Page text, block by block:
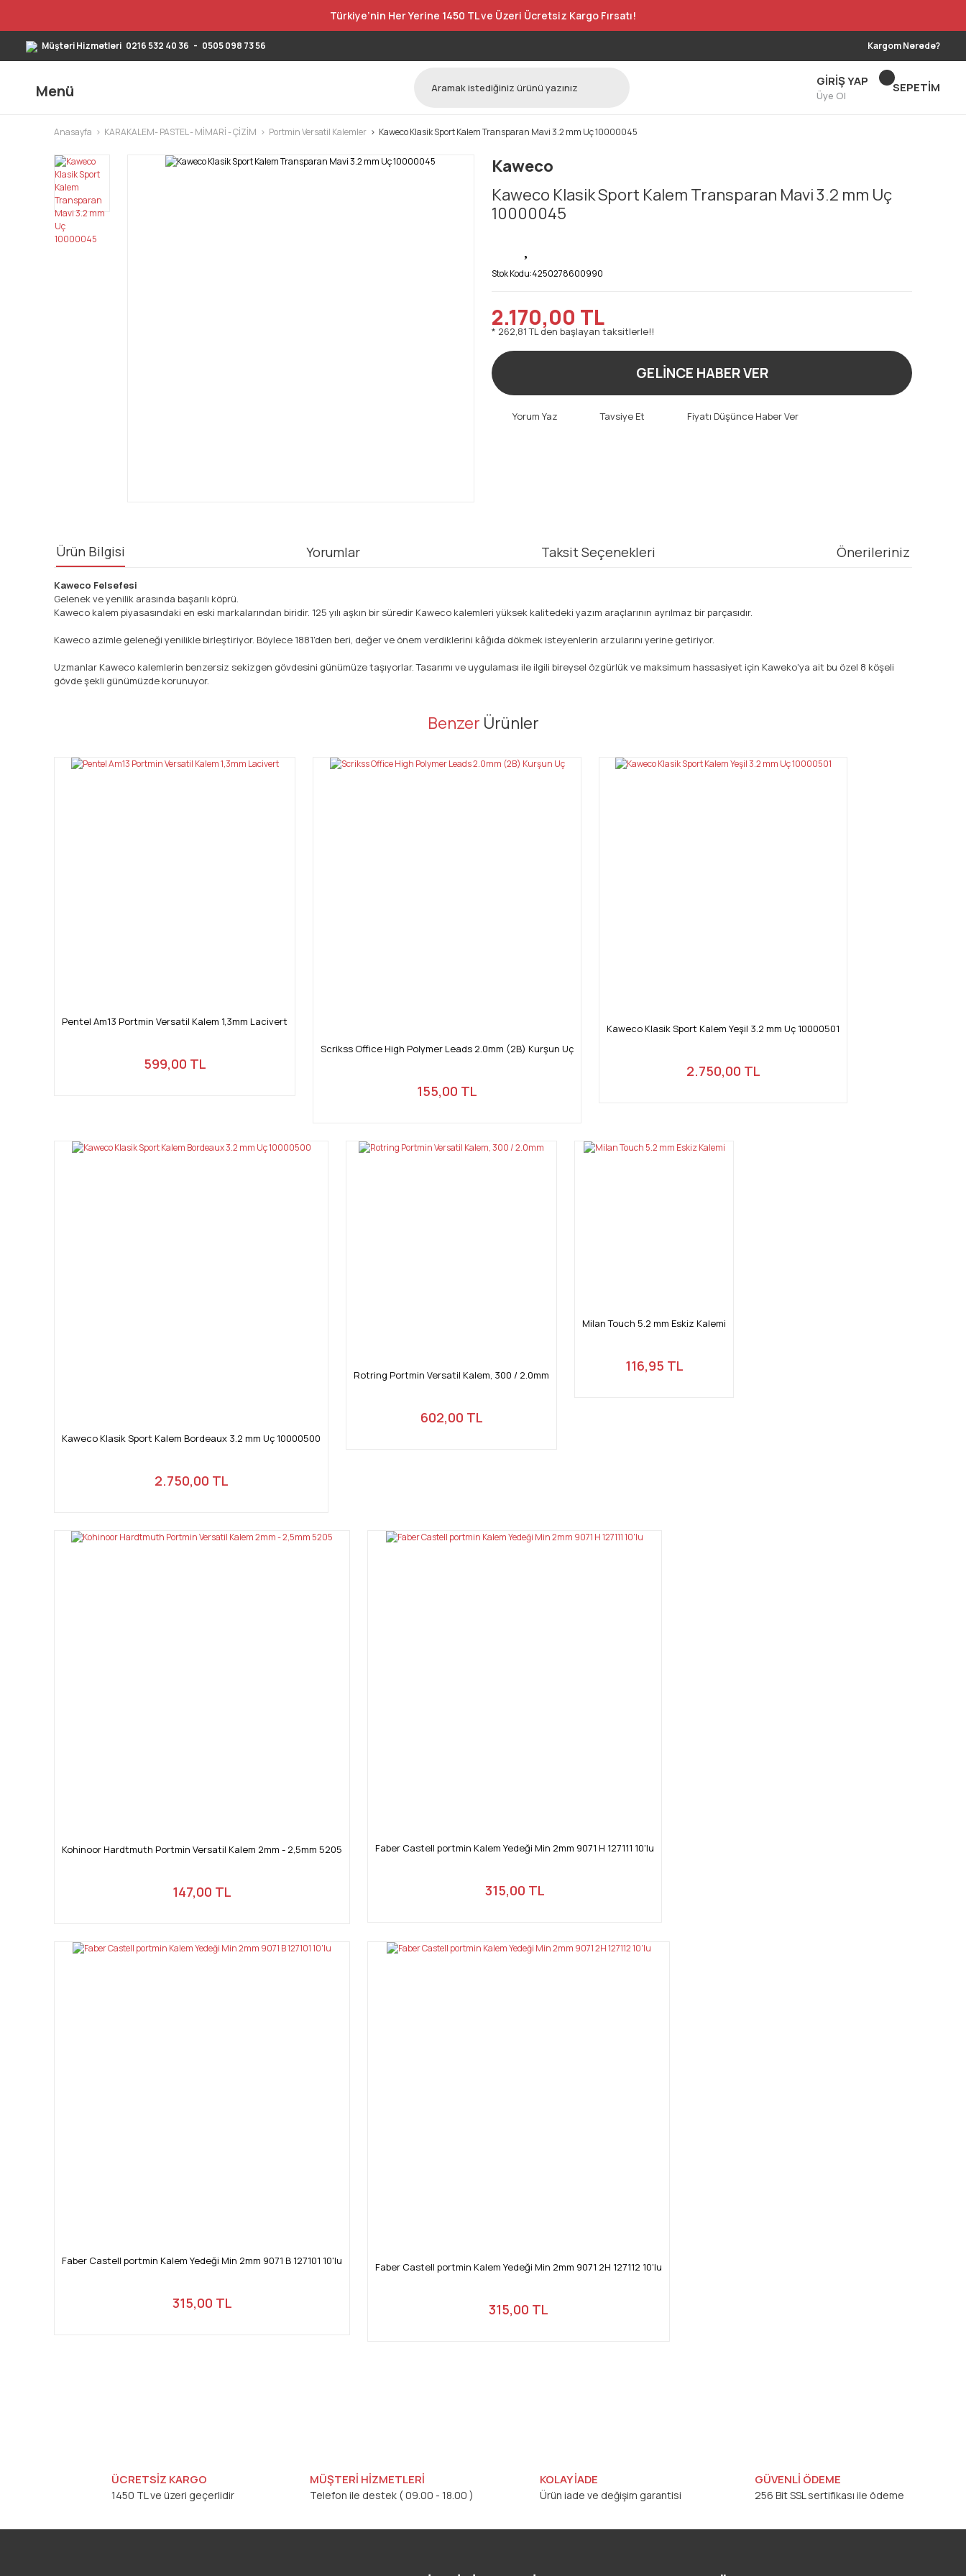
Türkiye’nin Her Yerine 1450 TL ve Üzeri Ücretsiz Kargo Fırsatı!
Müşteri Hizmetleri 0216 532 40 36 - 0505 098 73 56 Kargom Nerede?
Menü
GİRİŞ YAP
Üye Ol
SEPETİM
Anasayfa KARAKALEM- PASTEL - MİMARİ - ÇİZİM Portmin Versatil Kalemler Kaweco Klasik Sport Kalem Transparan Mavi 3.2 mm Uç 10000045
Kaweco
Kaweco Klasik Sport Kalem Transparan Mavi 3.2 mm Uç
10000045
Stok Kodu:4250278600990
2.170,00 TL
* 262,81 TL den başlayan taksitlerle!!
GELİNCE HABER VER
Yorum Yaz Tavsiye Et Fiyatı Düşünce Haber Ver
Ürün Bilgisi Yorumlar Taksit Seçenekleri Önerileriniz
Kaweco Felsefesi
Gelenek ve yenilik arasında başarılı köprü.
Kaweco kalem piyasasındaki en eski markalarından biridir. 125 yılı aşkın bir süredir Kaweco kalemleri yüksek kalitedeki yazım araçlarının ayrılmaz bir parçasıdır.
Kaweco azimle geleneği yenilikle birleştiriyor. Böylece 1881'den beri, değer ve önem verdiklerini kâğıda dökmek isteyenlerin arzularını yerine getiriyor.
Uzmanlar Kaweco kalemlerin benzersiz sekizgen gövdesini günümüze taşıyorlar. Tasarımı ve uygulaması ile ilgili bireysel özgürlük ve maksimum hassasiyet için Kaweko'ya ait bu özel 8 köşeli
gövde şekli günümüzde korunuyor.
Bu ürünün fiyat bilgisi, resim, ürün açıklamalarında ve diğer konularda yetersiz gördüğünüz noktaları öneri formunu kullanarak tarafımıza iletebilirsiniz.
Ürün resmi kalitesiz, bozuk veya görüntülenemiyor.
Benzer Ürünler
Pentel Am13 Portmin Versatil Kalem 1,3mm Lacivert
599,00 TL
Scrikss Office High Polymer Leads 2.0mm (2B) Kurşun Uç
155,00 TL
Kaweco Klasik Sport Kalem Yeşil 3.2 mm Uç 10000501
2.750,00 TL
Kaweco Klasik Sport Kalem Bordeaux 3.2 mm Uç 10000500
2.750,00 TL
Rotring Portmin Versatil Kalem, 300 / 2.0mm
602,00 TL
Milan Touch 5.2 mm Eskiz Kalemi
116,95 TL
Kohinoor Hardtmuth Portmin Versatil Kalem 2mm - 2,5mm 5205
147,00 TL
Faber Castell portmin Kalem Yedeği Min 2mm 9071 H 127111 10'lu
315,00 TL
Faber Castell portmin Kalem Yedeği Min 2mm 9071 B 127101 10'lu
315,00 TL
Faber Castell portmin Kalem Yedeği Min 2mm 9071 2H 127112 10'lu
315,00 TL
ÜCRETSİZ KARGO
1450 TL ve üzeri geçerlidir
MÜŞTERİ HİZMETLERİ
Telefon ile destek ( 09.00 - 18.00 )
KOLAY İADE
Ürün iade ve değişim garantisi
GÜVENLİ ÖDEME
256 Bit SSL sertifikası ile ödeme